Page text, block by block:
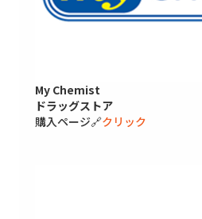
My Chemist
ドラッグストア
購入ページ🔗クリック